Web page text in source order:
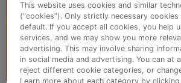
This website uses cookies and similar
(“cookies”). Only strictly necessary
default. If you accept all cookies, you help
services, and we may show you more
advertising. This may involve sharing
in social media and advertising. You can at
reject different cookie categories, or
Learn more about each category by clicking